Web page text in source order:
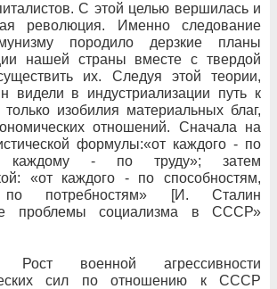
С этой целью вершилась и
революция. Именно следование
породило дерзкие планы
нашей страны вместе с твердой
их. Следуя этой теории,
видели в индустриализации путь к
изобилия материальных благ,
отношений. Сначала на
формулы:«от каждого - по
каждому - по труду»; затем
«от каждого - по способностям,
потребностям» [И. Сталин
проблемы социализма в СССР»
военной агрессивности
сил по отношению к СССР